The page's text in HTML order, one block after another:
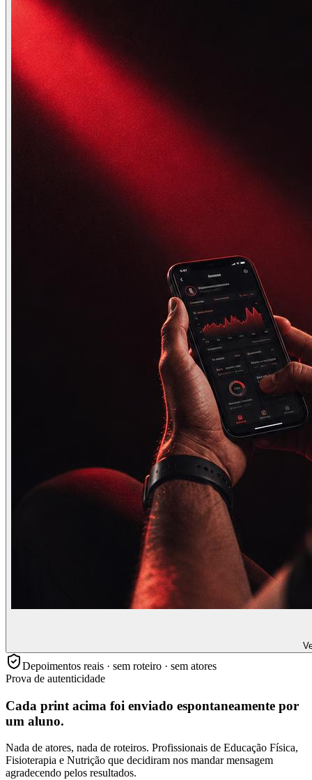
Depoimentos reais · sem roteiro · sem atores
Prova de autenticidade
Cada print acima foi enviado espontaneamente por
um aluno.
Nada de atores, nada de roteiros. Profissionais de Educação Física,
Fisioterapia e Nutrição que decidiram nos mandar mensagem
agradecendo pelos resultados.